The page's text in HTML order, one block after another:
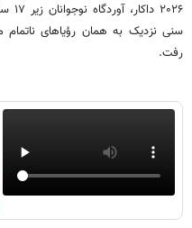
سنی نزدیک به همان رؤیاهای ناتمام
رفت.